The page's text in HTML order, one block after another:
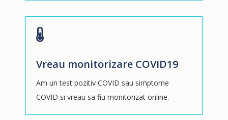
Vreau monitorizare COVID19
Am un test pozitiv COVID sau simptome
COVID si vreau sa fiu monitorizat online.